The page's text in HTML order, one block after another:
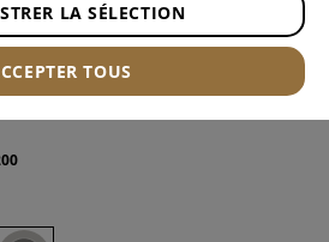
LA SÉLECTION
TOUS